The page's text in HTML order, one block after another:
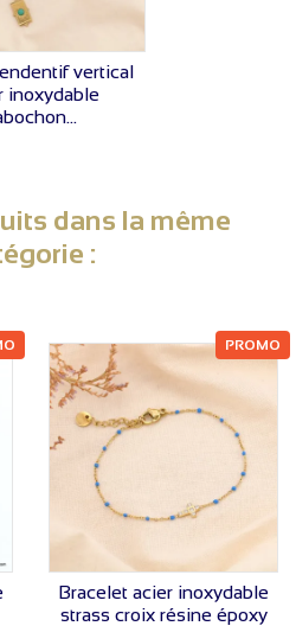
LE PRIXvertical
inoxydable
dans la même
:
VOIR LE PRIX
Bracelet acier inoxydable
strass croix résine époxy
PROMO